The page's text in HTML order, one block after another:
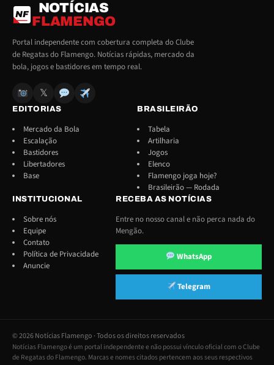
NF
NOTÍCIAS
FLAMENGO
Portal independente com cobertura completa do Clube
de Regatas do Flamengo. Notícias rápidas, mercado da
bola, jogos e bastidores em tempo real.
𝕏
EDITORIAS
Mercado da Bola
Escalação
Bastidores
Libertadores
Base
BRASILEIRÃO
Tabela
Artilharia
Jogos
Elenco
Flamengo joga hoje?
Brasileirão — Rodada
INSTITUCIONAL
Sobre nós
Equipe
Contato
Política de Privacidade
Anuncie
RECEBA AS NOTÍCIAS
Entre no nosso canal e não perca nada do
Mengão.
WhatsApp
Telegram
© 2026 Notícias Flamengo · Todos os direitos reservados
Notícias Flamengo é um portal independente e não possui vínculo oficial com o Clube
de Regatas do Flamengo. Marcas e nomes citados pertencem aos seus respectivos